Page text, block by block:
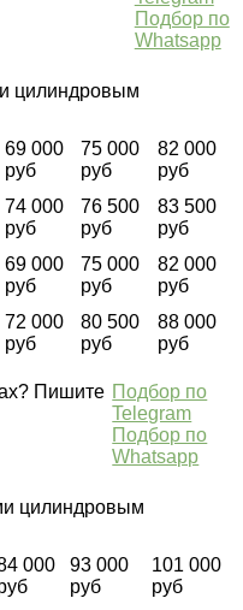
Подбор по
Whatsapp
цилиндровым
69 000
руб
75 000
руб
82 000
руб
74 000
руб
76 500
руб
83 500
руб
69 000
руб
75 000
руб
82 000
руб
72 000
руб
80 500
руб
88 000
руб
Пишите Подбор по
Telegram
Подбор по
Whatsapp
цилиндровым
000
93 000
руб
101 000
руб